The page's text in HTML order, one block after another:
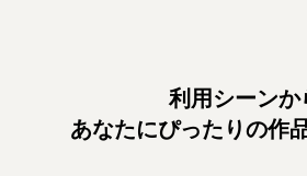
利用シーンか
あなたにぴったりの作